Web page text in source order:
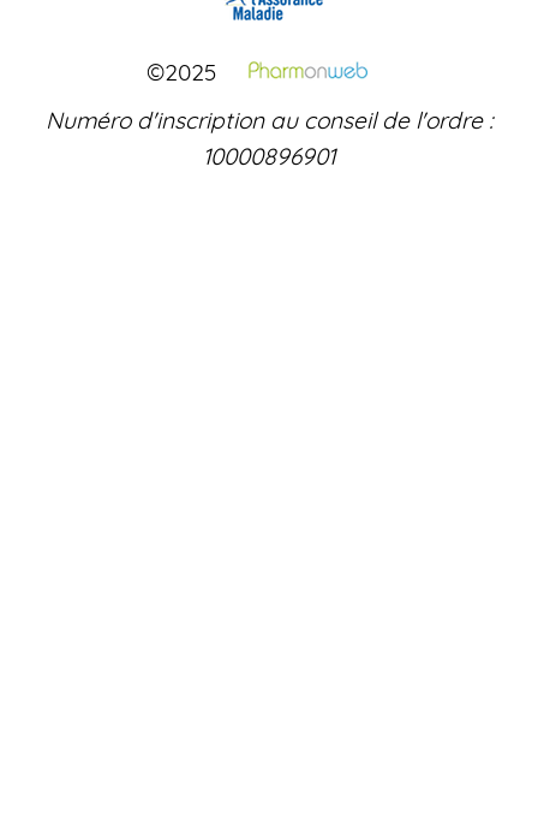
©2025
Numéro d'inscription au conseil de l'ordre :
10000896901